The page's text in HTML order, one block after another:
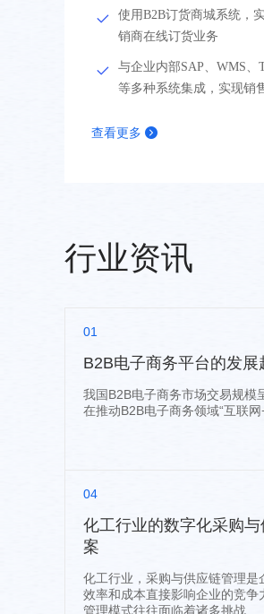
使用B2B订货商城系统，
销商在线订货业务
与企业内部SAP、WMS、
等多种系统集成，实现销
查看更多
行业资讯
01
B2B电子商务平台的发展
我国B2B电子商务市场交易规模
在推动B2B电子商务领域“互联网
04
化工行业的数字化采购
案
化工行业，采购与供应链管理
效率和成本直接影响企业的竞
管理模式往往面临着诸多挑战